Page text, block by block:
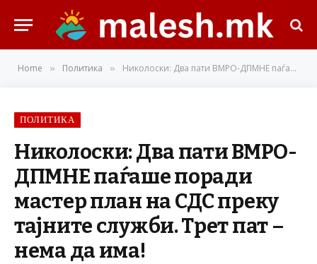
Home » Политика » Николоски: Два пати ВМРО-ДПМНЕ паѓаше поради мастер план на СДС преку тајните служби. Трет пат – нема да има!
ПОЛИТИКА
Николоски: Два пати ВМРО-
ДПМНЕ паѓаше поради
мастер план на СДС преку
тајните служби. Трет пат –
нема да има!